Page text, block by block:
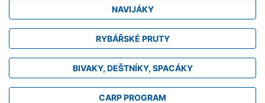
NAVIJÁKY
RYBÁŘSKÉ PRUTY
BIVAKY, DEŠTNÍKY, SPACÁKY
CARP PROGRAM